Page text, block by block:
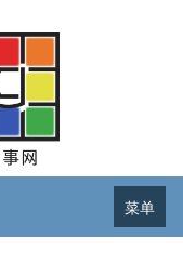
菜单